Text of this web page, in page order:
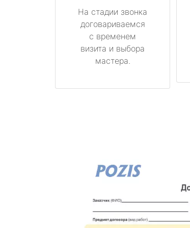
На стадии звонка
договариваемся
с временем
визита и выбора
мастера.